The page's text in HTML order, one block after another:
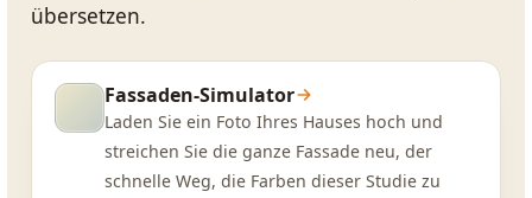
übersetzen.
Fassaden-Simulator
Laden Sie ein Foto Ihres Hauses hoch und
streichen Sie die ganze Fassade neu, der
schnelle Weg, die Farben dieser Studie zu